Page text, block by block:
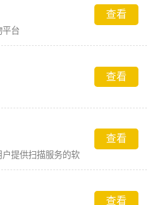
平台
查看
查看
提供扫描服务的软
查看
查看